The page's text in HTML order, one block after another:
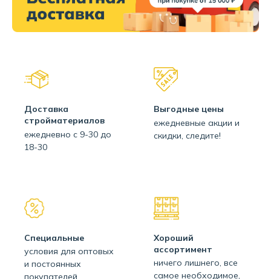
Доставка
стройматериалов
ежедневно с 9-30 до
18-30
Выгодные цены
ежедневные акции и
скидки, следите!
Специальные
условия для оптовых
и постоянных
покупателей
Хороший
ассортимент
ничего лишнего, все
самое необходимое,